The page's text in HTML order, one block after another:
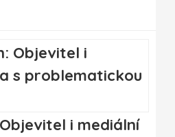
i mediální